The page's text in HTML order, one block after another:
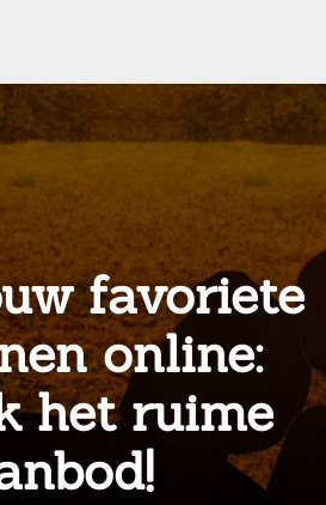
favoriete
online:
het ruime